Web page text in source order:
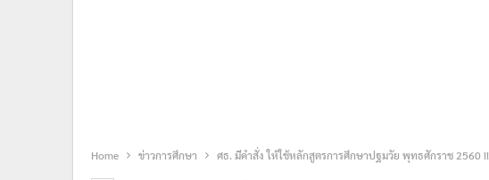
Home ข่าวการศึกษา ศธ. มีคำสั่ง ให้ใช้หลักสูตรการศึกษาปฐมวัย พุทธศักราช 2560 !!